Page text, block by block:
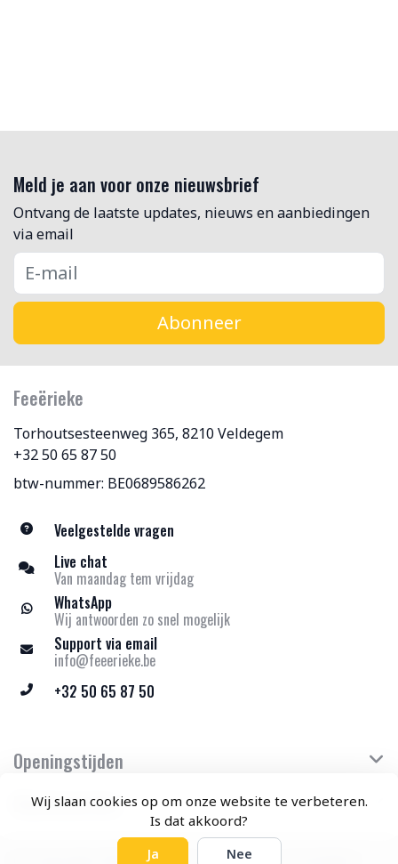
Wij slaan cookies op om onze website te verbeteren.
Is dat akkoord?
Ja Nee
Meld je aan voor onze nieuwsbrief
Ontvang de laatste updates, nieuws en aanbiedingen
via email
Abonneer
Feeërieke
Torhoutsesteenweg 365, 8210 Veldegem
+32 50 65 87 50
btw-nummer: BE0689586262
Veelgestelde vragen
Live chat
Van maandag tem vrijdag
WhatsApp
Wij antwoorden zo snel mogelijk
Support via email
info@feeerieke.be
+32 50 65 87 50
Openingstijden
Klantenservice
© Copyright 2026 Feeërieke - Theme by